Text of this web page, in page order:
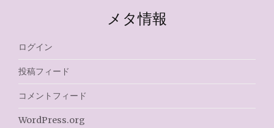
メタ情報
ログイン
投稿フィード
コメントフィード
WordPress.org